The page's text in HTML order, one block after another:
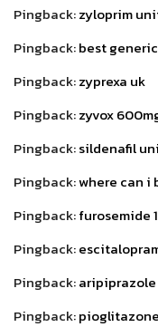
Pingback:zyloprim
Pingback:best
Pingback:zyprexa uk
Pingback:zyvox
Pingback:sildenafil
Pingback:where can i
Pingback:furosemide
Pingback:
Pingback:
Pingback: